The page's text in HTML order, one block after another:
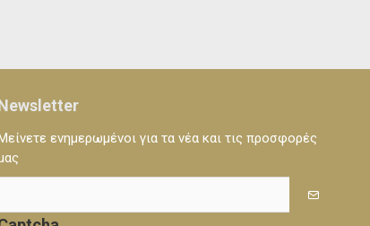
Μείνετε ενημερωμένοι για τα νέα και τις προσφορές